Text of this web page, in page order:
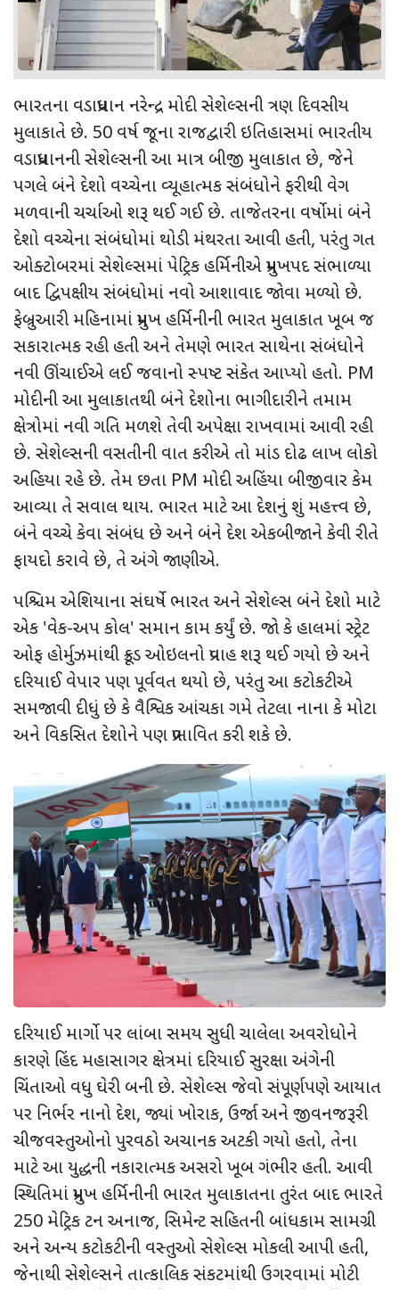
ભારતના વડાપ્રધાન નરેન્દ્ર મોદી સેશેલ્સની ત્રણ દિવસીય
મુલાકાતે છે. 50 વર્ષ જૂના રાજદ્વારી ઇતિહાસમાં ભારતીય
વડાપ્રધાનની સેશેલ્સની આ માત્ર બીજી મુલાકાત છે, જેને
પગલે બંને દેશો વચ્ચેના વ્યૂહાત્મક સંબંધોને ફરીથી વેગ
મળવાની ચર્ચાઓ શરૂ થઈ ગઈ છે. તાજેતરના વર્ષોમાં બંને
દેશો વચ્ચેના સંબંધોમાં થોડી મંથરતા આવી હતી, પરંતુ ગત
ઓક્ટોબરમાં સેશેલ્સમાં પેટ્રિક હર્મિનીએ પ્રમુખપદ સંભાળ્યા
બાદ દ્વિપક્ષીય સંબંધોમાં નવો આશાવાદ જોવા મળ્યો છે.
ફેબ્રુઆરી મહિનામાં પ્રમુખ હર્મિનીની ભારત મુલાકાત ખૂબ જ
સકારાત્મક રહી હતી અને તેમણે ભારત સાથેના સંબંધોને
નવી ઊંચાઈએ લઈ જવાનો સ્પષ્ટ સંકેત આપ્યો હતો. PM
મોદીની આ મુલાકાતથી બંને દેશોના ભાગીદારીને તમામ
ક્ષેત્રોમાં નવી ગતિ મળશે તેવી અપેક્ષા રાખવામાં આવી રહી
છે. સેશેલ્સની વસતીની વાત કરીએ તો માંડ દોઢ લાખ લોકો
અહિયા રહે છે. તેમ છતા PM મોદી અહિંયા બીજીવાર કેમ
આવ્યા તે સવાલ થાય. ભારત માટે આ દેશનું શું મહત્ત્વ છે,
બંને વચ્ચે કેવા સંબંધ છે અને બંને દેશ એકબીજાને કેવી રીતે
ફાયદો કરાવે છે, તે અંગે જાણીએ.
પશ્ચિમ એશિયાના સંઘર્ષે ભારત અને સેશેલ્સ બંને દેશો માટે
એક 'વેક-અપ કોલ' સમાન કામ કર્યું છે. જો કે હાલમાં સ્ટ્રેટ
ઓફ હોર્મુઝમાંથી ક્રૂડ ઓઇલનો પ્રવાહ શરૂ થઈ ગયો છે અને
દરિયાઈ વેપાર પણ પૂર્વવત થયો છે, પરંતુ આ કટોકટીએ
સમજાવી દીધું છે કે વૈશ્વિક આંચકા ગમે તેટલા નાના કે મોટા
અને વિકસિત દેશોને પણ પ્રભાવિત કરી શકે છે.
દરિયાઈ માર્ગો પર લાંબા સમય સુધી ચાલેલા અવરોધોને
કારણે હિંદ મહાસાગર ક્ષેત્રમાં દરિયાઈ સુરક્ષા અંગેની
ચિંતાઓ વધુ ઘેરી બની છે. સેશેલ્સ જેવો સંપૂર્ણપણે આયાત
પર નિર્ભર નાનો દેશ, જ્યાં ખોરાક, ઉર્જા અને જીવનજરૂરી
ચીજવસ્તુઓનો પુરવઠો અચાનક અટકી ગયો હતો, તેના
માટે આ યુદ્ધની નકારાત્મક અસરો ખૂબ ગંભીર હતી. આવી
સ્થિતિમાં પ્રમુખ હર્મિનીની ભારત મુલાકાતના તુરંત બાદ ભારતે
250 મેટ્રિક ટન અનાજ, સિમેન્ટ સહિતની બાંધકામ સામગ્રી
અને અન્ય કટોકટીની વસ્તુઓ સેશેલ્સ મોકલી આપી હતી,
જેનાથી સેશેલ્સને તાત્કાલિક સંકટમાંથી ઉગરવામાં મોટી